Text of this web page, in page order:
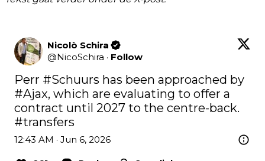
Nicolò Schira
@NicoSchira · Follow
Perr #Schuurs
#Ajax, which are evaluating to offer a
#transfers
12:43 AM · Jun 6, 2026